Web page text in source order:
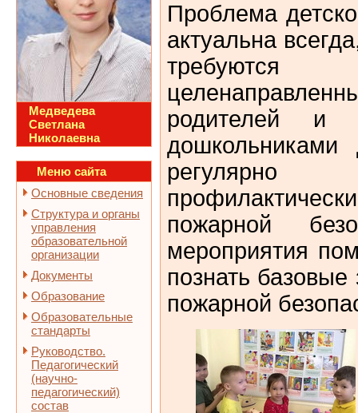
Медведева
Светлана
Николаевна
Меню сайта
Основные сведения
Структура и органы
управления
образовательной
организации
Документы
Образование
Образовательные
стандарты
Руководство.
Педагогический
(научно-
педагогический)
состав
Проблема
актуальна
родителей и
дошкольниками
пожарной
мероприятия
познать
пожарной